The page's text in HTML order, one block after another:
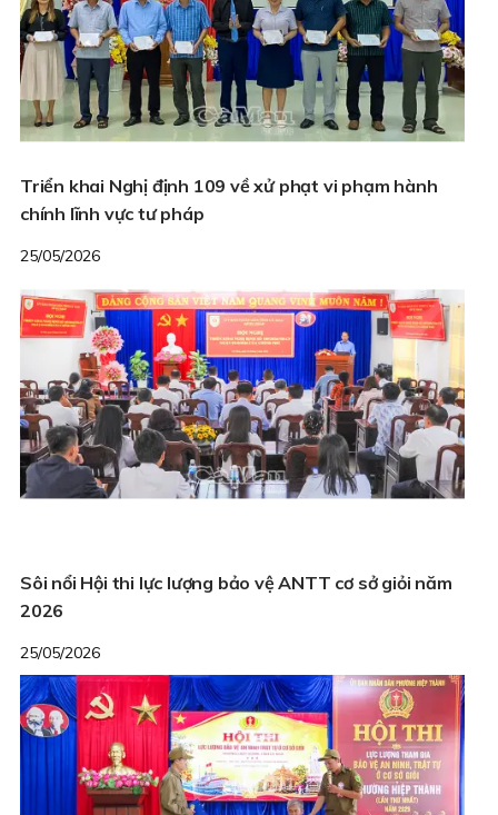
Triển khai Nghị định 109 về xử phạt vi phạm hành
chính lĩnh vực tư pháp
25/05/2026
Sôi nổi Hội thi lực lượng bảo vệ ANTT cơ sở giỏi năm
2026
25/05/2026